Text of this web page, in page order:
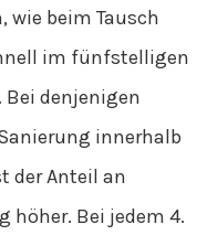
wie beim Tausch
im fünfstelligen
Bei denjenigen
innerhalb
der Anteil an
Bei jedem 4.